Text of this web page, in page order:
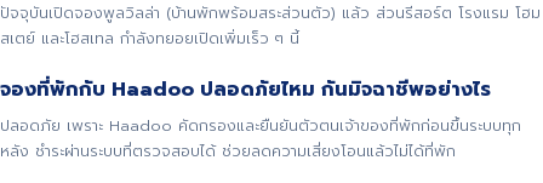
ปัจจุบันเปิดจองพูลวิลล่า (บ้านพักพร้อมสระส่วนตัว) แล้ว ส่วนรีสอร์ต โรงแรม โฮม
สเตย์ และโฮสเทล กำลังทยอยเปิดเพิ่มเร็ว ๆ นี้
จองที่พักกับ Haadoo ปลอดภัยไหม กันมิจฉาชีพอย่างไร
ปลอดภัย เพราะ Haadoo คัดกรองและยืนยันตัวตนเจ้าของที่พักก่อนขึ้นระบบทุก
หลัง ชำระผ่านระบบที่ตรวจสอบได้ ช่วยลดความเสี่ยงโอนแล้วไม่ได้ที่พัก